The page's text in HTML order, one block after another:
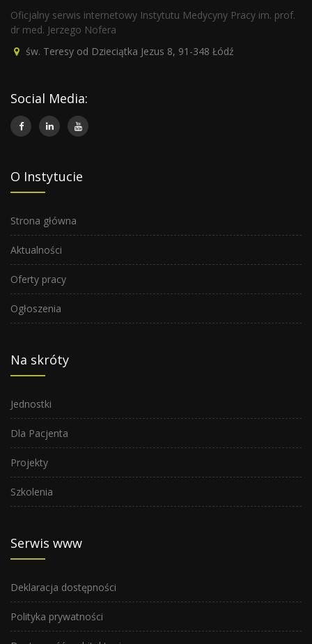
Oficjalny serwis internetowy Instytutu Medycyny Pracy im. prof.
dr med. Jerzego Nofera
św. Teresy od Dzieciątka Jezus 8, 91-348 Łódź
Social Media:
O Instytucie
Strona główna
Aktualności
Oferty pracy
Ogłoszenia
Na skróty
Jednostki
Dla Pacjenta
Projekty
Szkolenia
Serwis www
Deklaracja dostępności
Polityka prywatności